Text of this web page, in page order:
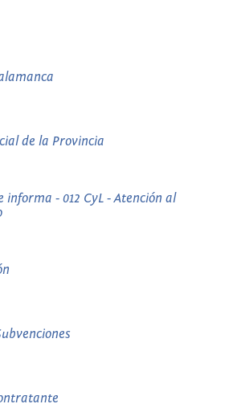
de la Provincia
informa - 012 CyL - Atención al